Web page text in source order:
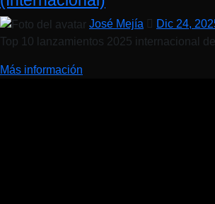
José Mejía Dic 24,
Top 10 lanzamientos 2025 internacional
Más información